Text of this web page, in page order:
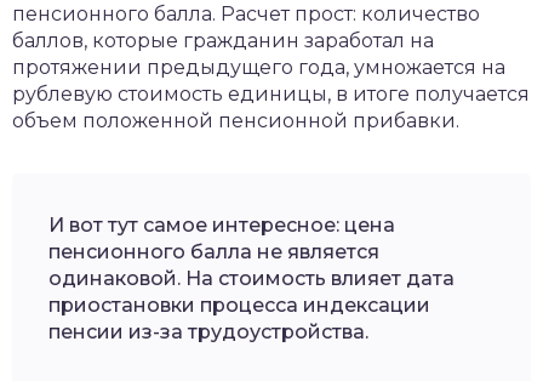
пенсионного балла. Расчет прост: количество
баллов, которые гражданин заработал на
протяжении предыдущего года, умножается на
рублевую стоимость единицы, в итоге получается
объем положенной пенсионной прибавки.
И вот тут самое интересное: цена
пенсионного балла не является
одинаковой. На стоимость влияет дата
приостановки процесса индексации
пенсии из-за трудоустройства.